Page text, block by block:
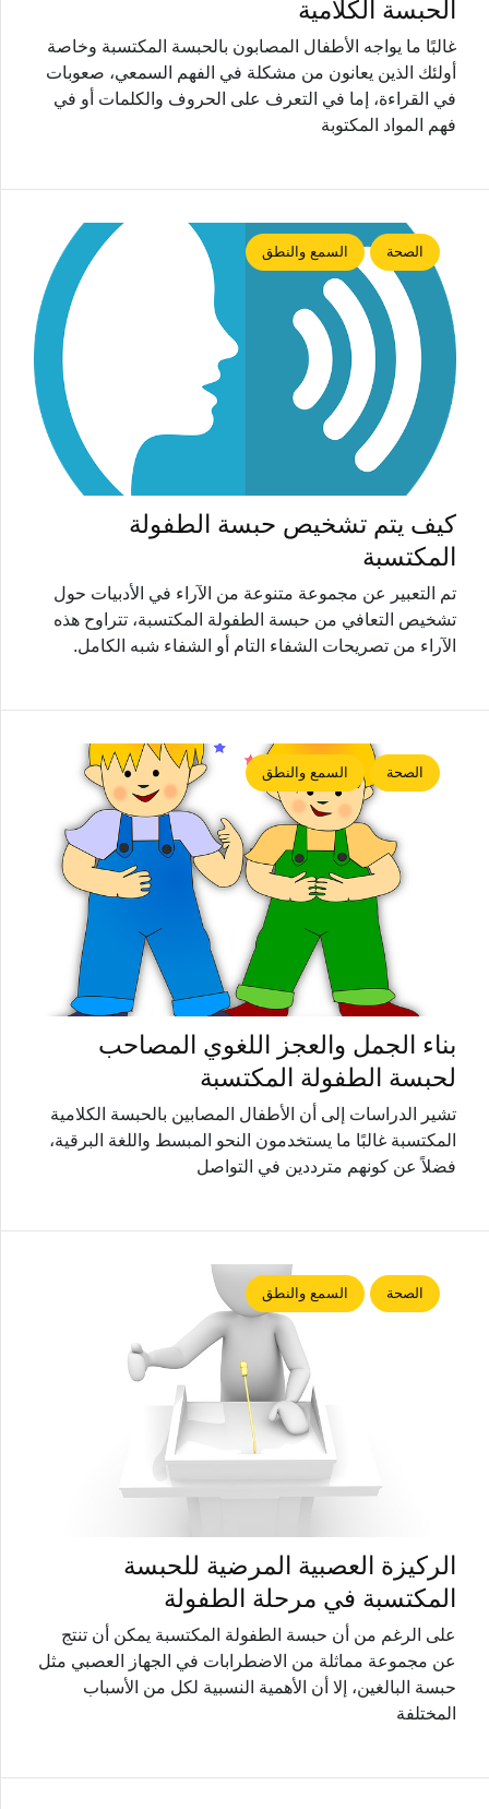
الحبسة الكلامية
غالبًا ما يواجه الأطفال المصابون بالحبسة المكتسبة وخاصة
أولئك الذين يعانون من مشكلة في الفهم السمعي، صعوبات
في القراءة، إما في التعرف على الحروف والكلمات أو في
فهم المواد المكتوبة
الصحة السمع والنطق
كيف يتم تشخيص حبسة الطفولة
المكتسبة
تم التعبير عن مجموعة متنوعة من الآراء في الأدبيات حول
تشخيص التعافي من حبسة الطفولة المكتسبة، تتراوح هذه
الآراء من تصريحات الشفاء التام أو الشفاء شبه الكامل.
الصحة السمع والنطق
بناء الجمل والعجز اللغوي المصاحب
لحبسة الطفولة المكتسبة
تشير الدراسات إلى أن الأطفال المصابين بالحبسة الكلامية
المكتسبة غالبًا ما يستخدمون النحو المبسط واللغة البرقية،
فضلاً عن كونهم مترددين في التواصل
الصحة السمع والنطق
الركيزة العصبية المرضية للحبسة
المكتسبة في مرحلة الطفولة
على الرغم من أن حبسة الطفولة المكتسبة يمكن أن تنتج
عن مجموعة مماثلة من الاضطرابات في الجهاز العصبي مثل
حبسة البالغين، إلا أن الأهمية النسبية لكل من الأسباب
المختلفة